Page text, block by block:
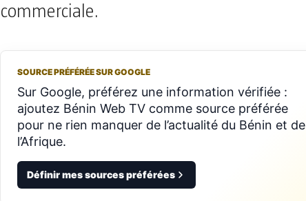
commerciale.
SOURCE PRÉFÉRÉE SUR GOOGLE
Sur Google, préférez une information vérifiée :
ajoutez Bénin Web TV comme source préférée
pour ne rien manquer de l’actualité du Bénin et de
l’Afrique.
Définir mes sources préférées